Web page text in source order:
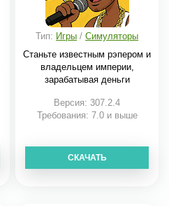
Тип: Игры /Симуляторы
Станьте известным рэпером и
владельцем империи,
зарабатывая деньги
Версия: 307.2.4
Требования: 7.0 и выше
СКАЧАТЬ